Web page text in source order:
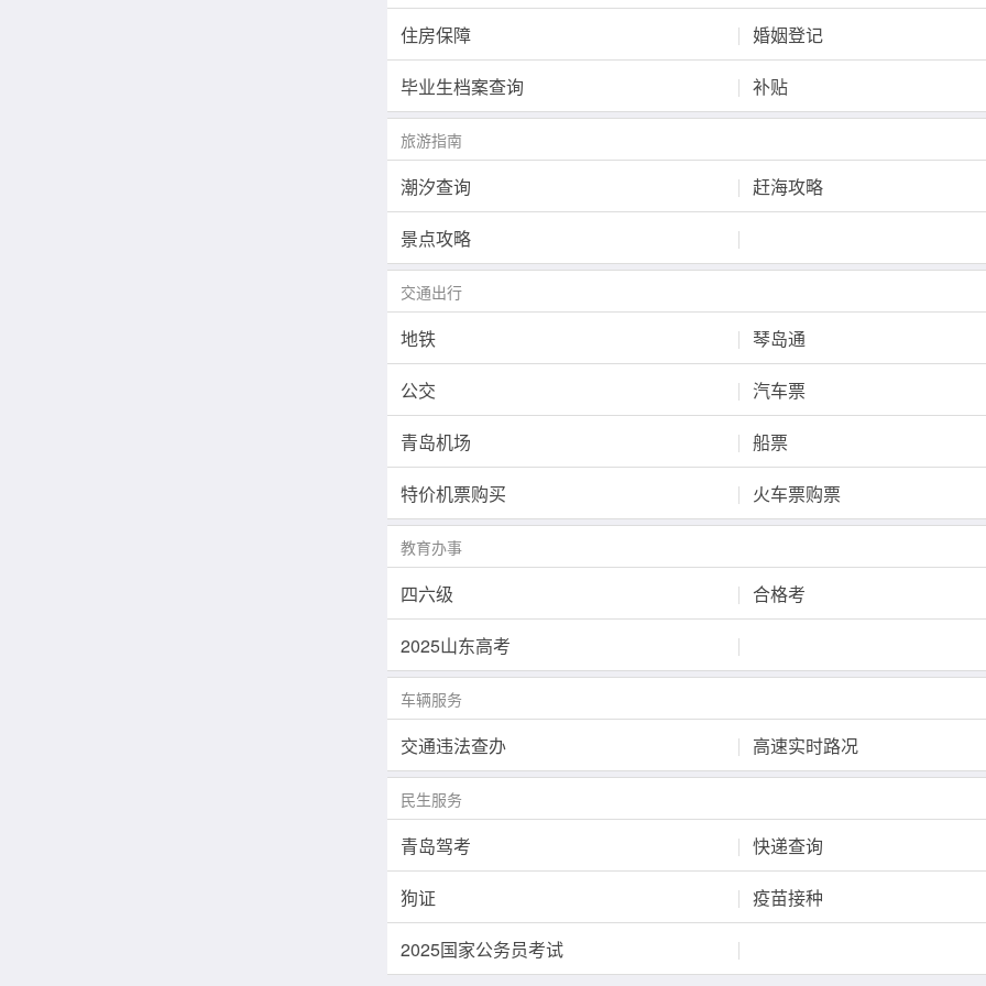
住房保障 婚姻登记
毕业生档案查询 补贴
旅游指南
潮汐查询 赶海攻略
景点攻略
交通出行
地铁 琴岛通
公交 汽车票
青岛机场 船票
特价机票购买 火车票购票
教育办事
四六级 合格考
2025山东高考
车辆服务
交通违法查办 高速实时路况
民生服务
青岛驾考 快递查询
狗证 疫苗接种
2025国家公务员考试